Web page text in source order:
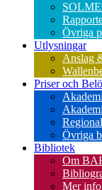
Övriga
Utlysningar
Anslag
Priser och
Övriga
Bibliotek
Om
Mer info